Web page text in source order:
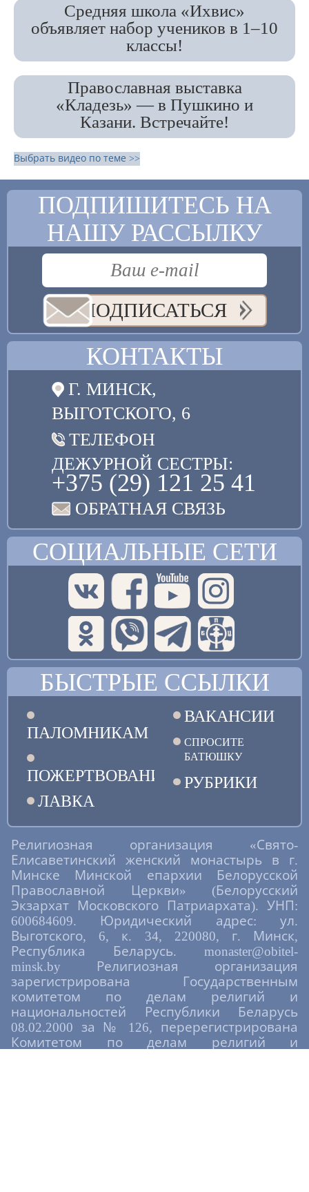
Средняя школа «Ихвис»
объявляет набор учеников в 1–10
классы!
Православная выставка
«Кладезь» — в Пушкино и
Казани. Встречайте!
Выбрать видео по теме >>
ПОДПИШИТЕСЬ НА
НАШУ РАССЫЛКУ
ПОДПИСАТЬСЯ
КОНТАКТЫ
Г. МИНСК,
ВЫГОТСКОГО, 6
ТЕЛЕФОН
ДЕЖУРНОЙ СЕСТРЫ:
+375 (29) 121 25 41
ОБРАТНАЯ СВЯЗЬ
СОЦИАЛЬНЫЕ СЕТИ
БЫСТРЫЕ ССЫЛКИ
ПАЛОМНИКАМ
ПОЖЕРТВОВАНИЯ
ЛАВКА
ВАКАНСИИ
СПРОСИТЕ
БАТЮШКУ
РУБРИКИ
Религиозная организация «Свято-
Елисаветинский женский монастырь в г.
Минске Минской епархии Белорусской
Православной Церкви» (Белорусский
Экзархат Московского Патриархата). УНП:
600684609. Юридический адрес: ул.
Выготского, 6, к. 34, 220080, г. Минск,
Республика Беларусь. monaster@obitel-
minsk.by Религиозная организация
зарегистрирована Государственным
комитетом по делам религий и
национальностей Республики Беларусь
08.02.2000 за № 126, перерегистрирована
Комитетом по делам религий и